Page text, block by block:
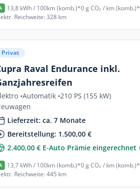
13,8 kWh / 100km (komb.)*0 g CO₂ / km (komb.)*
Reichweite: 328 km
Privat
Raval Endurance inkl.
•Automatik •210 PS (155 kW)
Lieferzeit: ca. 7 Monate
Bereitstellung: 1.500,00 €
2.400,00 € E-Auto Prämie eingerechnet
13,7 kWh / 100km (komb.)*0 g CO₂ / km (komb.)*
Reichweite: 445 km